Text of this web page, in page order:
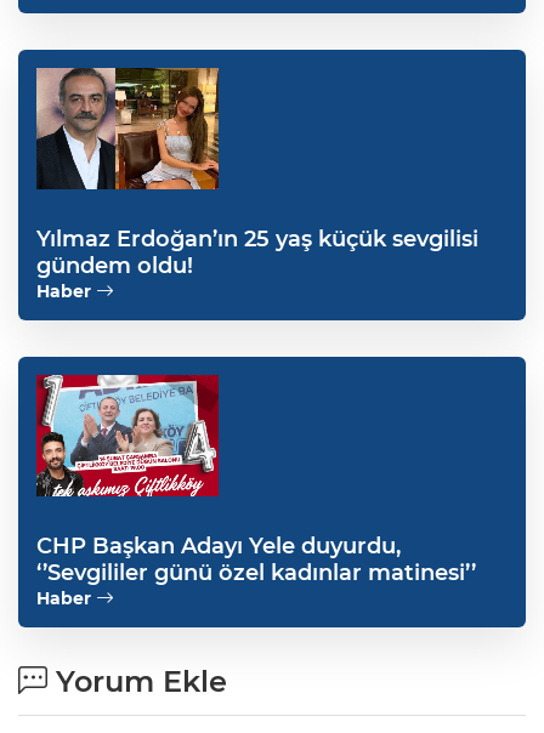
Yılmaz Erdoğan’ın 25 yaş küçük sevgilisi
gündem oldu!
Haber
CHP Başkan Adayı Yele duyurdu,
‘’Sevgililer günü özel kadınlar matinesi’’
Haber
Yorum Ekle